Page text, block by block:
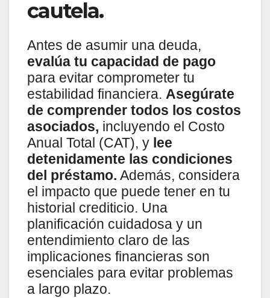
cautela.
Antes de asumir una deuda,
evalúa tu capacidad de pago
para evitar comprometer tu
estabilidad financiera. Asegúrate
de comprender todos los costos
asociados, incluyendo el Costo
Anual Total (CAT), y lee
detenidamente las condiciones
del préstamo. Además, considera
el impacto que puede tener en tu
historial crediticio. Una
planificación cuidadosa y un
entendimiento claro de las
implicaciones financieras son
esenciales para evitar problemas
a largo plazo.